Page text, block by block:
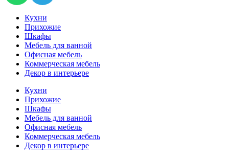
Кухни
Прихожие
Шкафы
Мебель для ванной
Офисная мебель
Коммерческая мебель
Декор в интерьере
Кухни
Прихожие
Шкафы
Мебель для ванной
Офисная мебель
Коммерческая мебель
Декор в интерьере